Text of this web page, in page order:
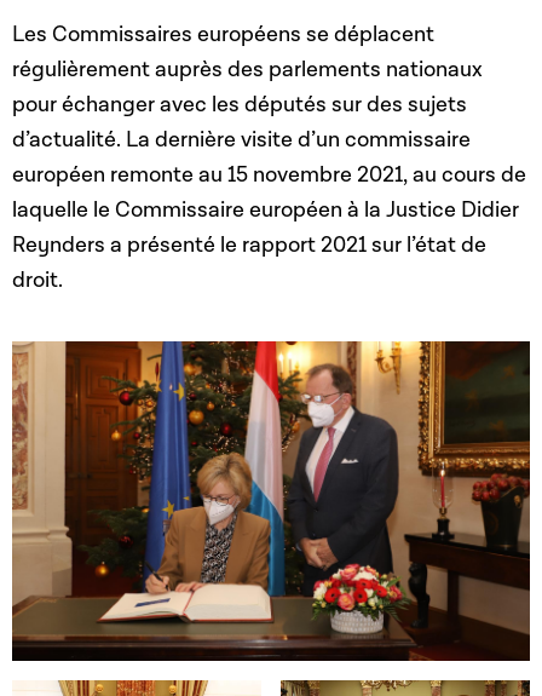
Les Commissaires européens se déplacent
régulièrement auprès des parlements nationaux
pour échanger avec les députés sur des sujets
d’actualité. La dernière visite d’un commissaire
européen remonte au 15 novembre 2021, au cours de
laquelle le Commissaire européen à la Justice Didier
Reynders a présenté le rapport 2021 sur l’état de
droit.
Open image in gallery